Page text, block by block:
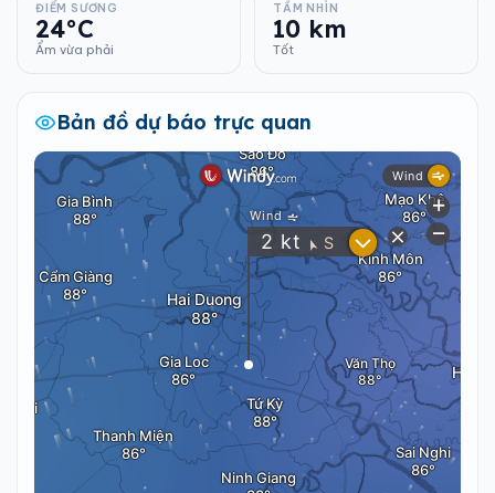
ĐIỂM SƯƠNG
24°C
Ẩm vừa phải
TẦM NHÌN
10 km
Tốt
Bản đồ dự báo trực quan